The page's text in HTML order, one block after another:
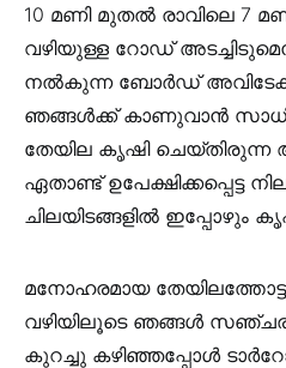
10 മണി മുതൽ രാവിലെ 7
വഴിയുള്ള റോഡ്
നൽകുന്ന ബോർഡ്
ഞങ്ങൾക്ക് കാണുവാൻ
തേയില കൃഷി ചെയ്തിരുന്ന
ഏതാണ്ട് ഉപേക്ഷിക്കപ്പെട്ട
ചിലയിടങ്ങളിൽ ഇപ്പോഴും
മനോഹരമായ
വഴിയിലൂടെ ഞങ്ങൾ
കുറച്ചു കഴിഞ്ഞപ്പോൾ